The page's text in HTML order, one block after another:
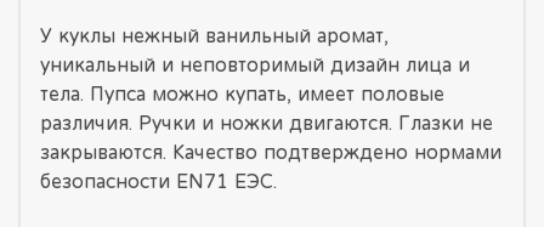
У куклы нежный ванильный аромат,
уникальный и неповторимый дизайн лица и
тела. Пупса можно купать, имеет половые
различия. Ручки и ножки двигаются. Глазки не
закрываются. Качество подтверждено нормами
безопасности EN71 ЕЭС.